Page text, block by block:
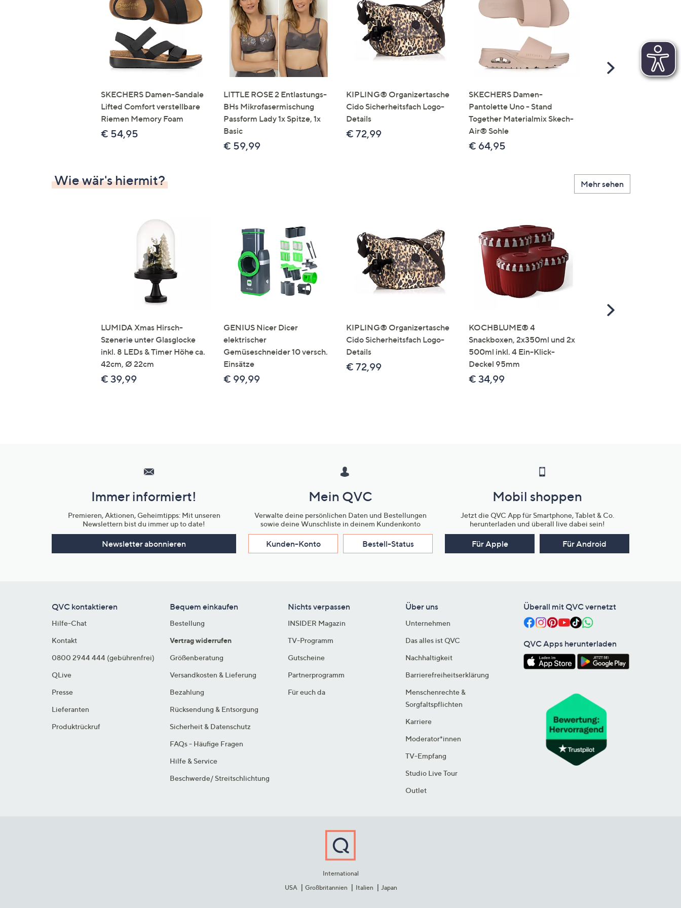
Touch-
Geräten
nach
links
bzw.
rechts,
um
diese
anzuzeigen.
SKECHERS Damen-Sandale
Lifted Comfort verstellbare
Riemen Memory Foam
€ 54,95
LITTLE ROSE 2 Entlastungs-
BHs Mikrofasermischung
Passform Lady 1x Spitze, 1x
Basic
€ 59,99
KIPLING® Organizertasche
Cido Sicherheitsfach Logo-
Details
€ 72,99
SKECHERS Damen-
Pantolette Uno - Stand
Together Materialmix Skech-
Air® Sohle
€ 64,95
Scroll
Wie wär's hiermit? Mehr sehen
LUMIDA Xmas Hirsch-
Szenerie unter Glasglocke
inkl. 8 LEDs & Timer Höhe ca.
42cm, Ø 22cm
€ 39,99
GENIUS Nicer Dicer
elektrischer
Gemüseschneider 10 versch.
Einsätze
€ 99,99
KIPLING® Organizertasche
Cido Sicherheitsfach Logo-
Details
€ 72,99
KOCHBLUME® 4
Snackboxen, 2x350ml und 2x
500ml inkl. 4 Ein-Klick-
Deckel 95mm
€ 34,99
Scroll
Unternehmensinformationen
Immer informiert!
Premieren, Aktionen, Geheimtipps: Mit unseren
Newslettern bist du immer up to date!
Newsletter abonnieren
Mein QVC
Verwalte deine persönlichen Daten und Bestellungen
sowie deine Wunschliste in deinem Kundenkonto
Kunden-Konto Bestell-Status
Mobil shoppen
Jetzt die QVC App für Smartphone, Tablet & Co.
herunterladen und überall live dabei sein!
Für Apple Für Android
QVC kontaktieren
Hilfe-Chat
Kontakt
0800 2944 444 (gebührenfrei)
QLive
Presse
Lieferanten
Produktrückruf
Bequem einkaufen
Bestellung
Vertrag widerrufen
Größenberatung
Versandkosten & Lieferung
Bezahlung
Rücksendung & Entsorgung
Sicherheit & Datenschutz
FAQs - Häufige Fragen
Hilfe & Service
Beschwerde/ Streitschlichtung
Nichts verpassen
INSIDER Magazin
TV-Programm
Gutscheine
Partnerprogramm
Für euch da
Über uns
Unternehmen
Das alles ist QVC
Nachhaltigkeit
Barrierefreiheitserklärung
Menschenrechte &
Sorgfaltspflichten
Karriere
Moderator*innen
TV-Empfang
Studio Live Tour
Outlet
Überall mit QVC vernetzt
QVC Apps herunterladen
International
USA
Großbritannien Italien Japan